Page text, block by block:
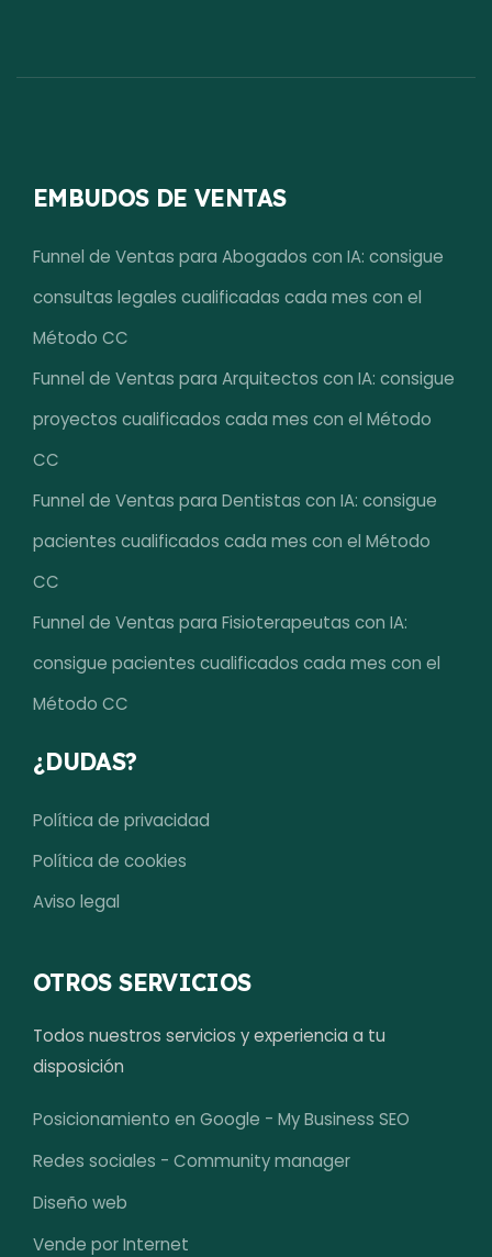
EMBUDOS DE VENTAS
Funnel de Ventas para Abogados con IA: consigue
consultas legales cualificadas cada mes con el
Método CC
Funnel de Ventas para Arquitectos con IA: consigue
proyectos cualificados cada mes con el Método
CC
Funnel de Ventas para Dentistas con IA: consigue
pacientes cualificados cada mes con el Método
CC
Funnel de Ventas para Fisioterapeutas con IA:
consigue pacientes cualificados cada mes con el
Método CC
¿DUDAS?
Política de privacidad
Política de cookies
Aviso legal
OTROS SERVICIOS
Todos nuestros servicios y experiencia a tu
disposición
Posicionamiento en Google - My Business SEO
Redes sociales - Community manager
Diseño web
Vende por Internet